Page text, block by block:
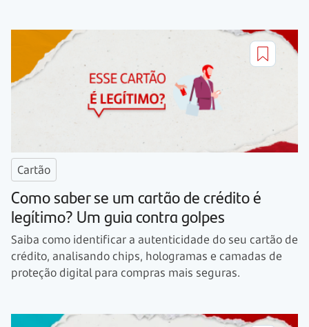
Cartão
Como saber se um cartão de crédito é
legítimo? Um guia contra golpes
Saiba como identificar a autenticidade do seu cartão de
crédito, analisando chips, hologramas e camadas de
proteção digital para compras mais seguras.